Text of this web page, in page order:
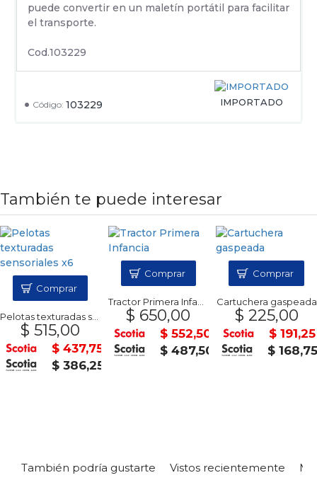
Código: 103229 IMPORTADO
puede convertir en un maletín portátil para facilitar
el transporte.
Cod.103229
También te puede interesar
Pelotas texturadas sensoriales x6
$ 515,00
$ 437,75
$ 386,25
Comprar
Tractor Primera Infancia
$ 650,00
$ 552,50
$ 487,50
Comprar
Cartuchera gaspeada
$ 225,00
$ 191,25
$
Comprar
También podría gustarte Vistos recientemente